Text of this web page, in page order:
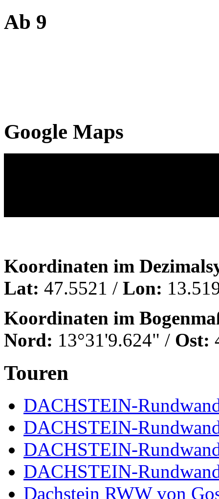
Ab 9
Google Maps
Koordinaten im
Lat: 47.5521 / Lon:
Koordinaten im
Nord: 13°31'9.624" / Ost:
Touren
DACHSTEIN-
DACHSTEIN-
DACHSTEIN-
DACHSTEIN-
Dachstein RWW von